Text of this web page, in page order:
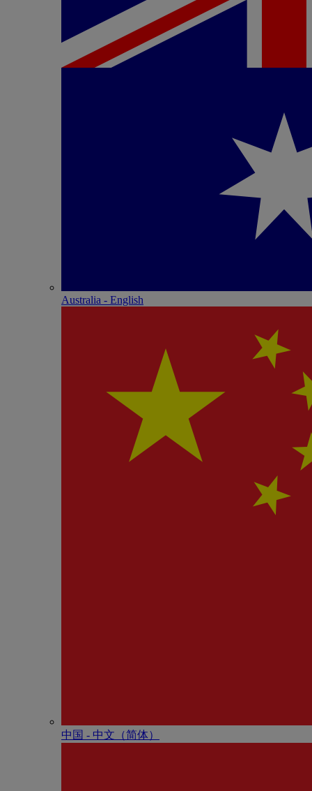
Australia - English
中国 - 中⽂（简体）